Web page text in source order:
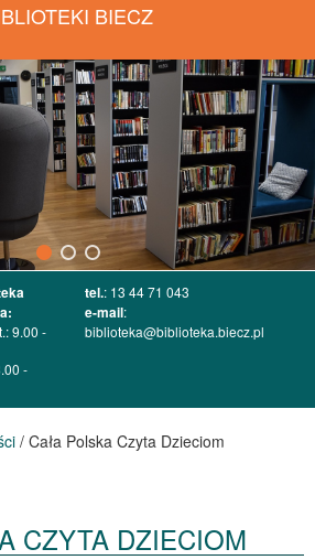
BIECZ
9.00 -
-
tel.: 13 44 71 043
e-mail:
biblioteka@biblioteka.biecz.pl
/ Cała Polska Czyta Dzieciom
CZYTA DZIECIOM